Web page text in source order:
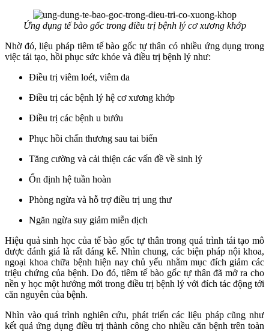
Ứng dụng tế bào gốc trong điều trị bệnh lý cơ xương khớp
Nhờ đó, liệu pháp tiêm tế bào gốc tự thân có nhiều ứng dụng trong
việc tái tạo, hồi phục sức khỏe và điều trị bệnh lý như:
Điều trị viêm loét, viêm da
Điều trị các bệnh lý hệ cơ xương khớp
Điều trị các bệnh u bướu
Phục hồi chấn thương sau tai biến
Tăng cường và cải thiện các vấn đề về sinh lý
Ổn định hệ tuần hoàn
Phòng ngừa và hỗ trợ điều trị ung thư
Ngăn ngừa suy giảm miễn dịch
Hiệu quả sinh học của tế bào gốc tự thân trong quá trình tái tạo mô
được đánh giá là rất đáng kể. Nhìn chung, các biện pháp nội khoa,
ngoại khoa chữa bệnh hiện nay chủ yếu nhằm mục đích giảm các
triệu chứng của bệnh. Do đó, tiêm tế bào gốc tự thân đã mở ra cho
nền y học một hướng mới trong điều trị bệnh lý với đích tác động tới
căn nguyên của bệnh.
Nhìn vào quá trình nghiên cứu, phát triển các liệu pháp cũng như
kết quả ứng dụng điều trị thành công cho nhiều căn bệnh trên toàn